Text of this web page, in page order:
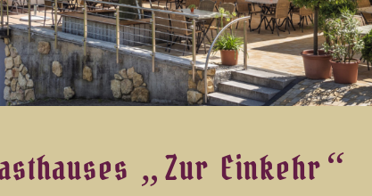
„Zur Einkehr“